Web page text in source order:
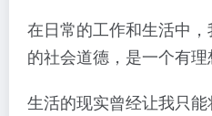
在日常的工作和生活中
的社会道德，是一个有理
生活的现实曾经让我只